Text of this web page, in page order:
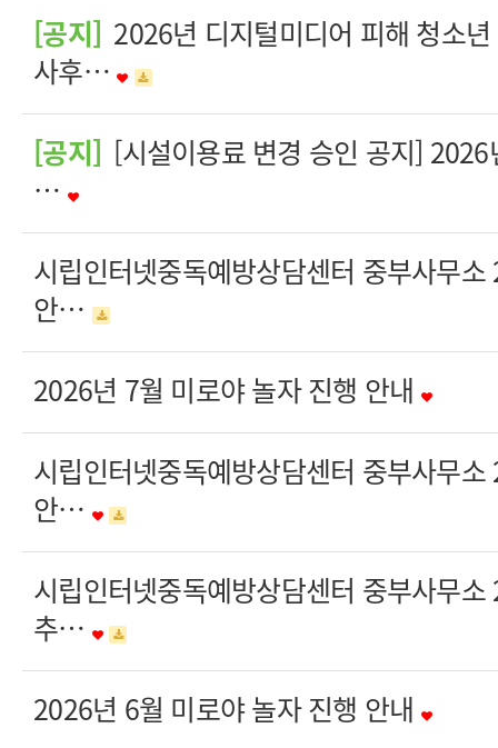
[공지] 2026년 디지털미디어 피해 청소
사후…
[공지] [시설이용료 변경 승인 공지]
…
시립인터넷중독예방상담센터 중부사무
안…
2026년 7월 미로야 놀자 진행 안내
시립인터넷중독예방상담센터 중부사무
안…
시립인터넷중독예방상담센터 중부사무
추…
2026년 6월 미로야 놀자 진행 안내